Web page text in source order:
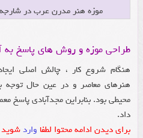
موزه هنر مدرن عرب در شارجه
طراحی موزه و روش های پاسخ به
هنگام شروع کار ، چالش اصلی
هنرهای معاصر و در عین حال
محیطی بود.بنابراین مجدآبادی پاسخ
داد.
برای دیدن ادامه محتوا لطفا واردشوید